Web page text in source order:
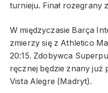
turnieju. Finał rozegrany
W międzyczasie Barça
zmierzy się z Athletico
20:15. Zdobywca
ręcznej będzie znany już
Vista Alegre (Madryt).